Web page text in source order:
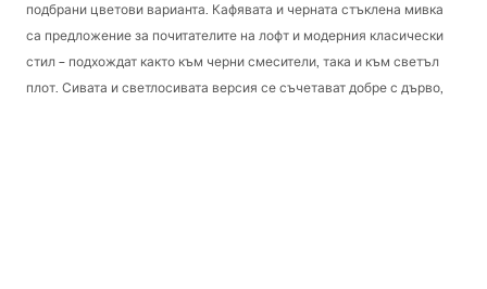
подбрани цветови варианта. Кафявата и черната стъклена мивка
са предложение за почитателите на лофт и модерния класически
стил – подхождат както към черни смесители, така и към светъл
плот. Сивата и светлосивата версия се съчетават добре с дърво,